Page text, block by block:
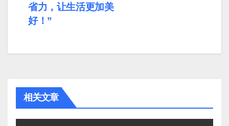
航
省力，让生活更加美
好！”
相关文章